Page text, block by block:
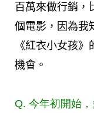
百萬來做行銷，
個電影，因為我
《紅衣小女孩
機會。
Q. 今年初開始